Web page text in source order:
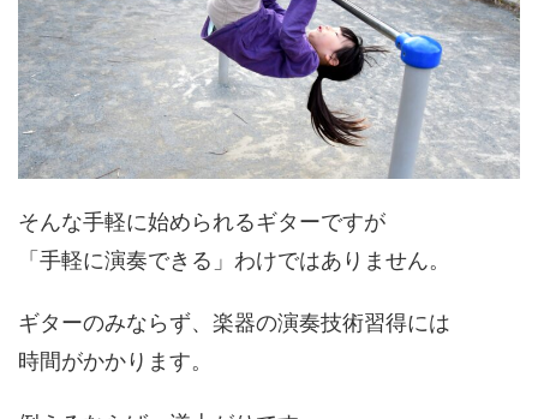
そんな手軽に始められるギターですが
「手軽に演奏できる」わけではありません。
ギターのみならず、楽器の演奏技術習得には
時間がかかります。